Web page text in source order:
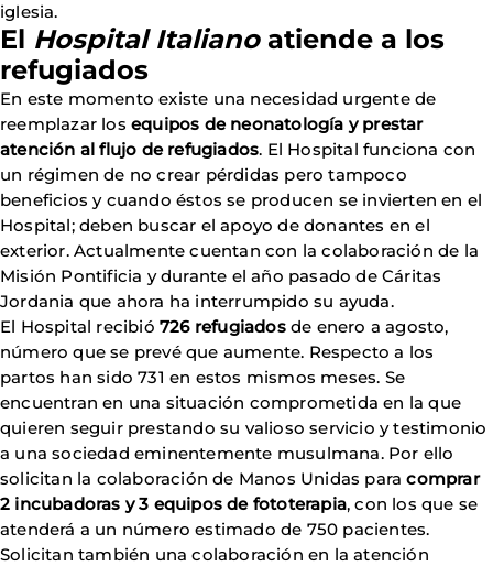
iglesia.
El Hospital Italiano atiende a los
refugiados
En este momento existe una necesidad urgente de
reemplazar los equipos de neonatología y prestar
atención al flujo de refugiados. El Hospital funciona con
un régimen de no crear pérdidas pero tampoco
beneficios y cuando éstos se producen se invierten en el
Hospital; deben buscar el apoyo de donantes en el
exterior. Actualmente cuentan con la colaboración de la
Misión Pontificia y durante el año pasado de Cáritas
Jordania que ahora ha interrumpido su ayuda.
El Hospital recibió 726 refugiados de enero a agosto,
número que se prevé que aumente. Respecto a los
partos han sido 731 en estos mismos meses. Se
encuentran en una situación comprometida en la que
quieren seguir prestando su valioso servicio y testimonio
a una sociedad eminentemente musulmana. Por ello
solicitan la colaboración de Manos Unidas paracomprar
2 incubadoras y 3 equipos de fototerapia, con los que se
atenderá a un número estimado de 750 pacientes.
Solicitan también una colaboración en la atención